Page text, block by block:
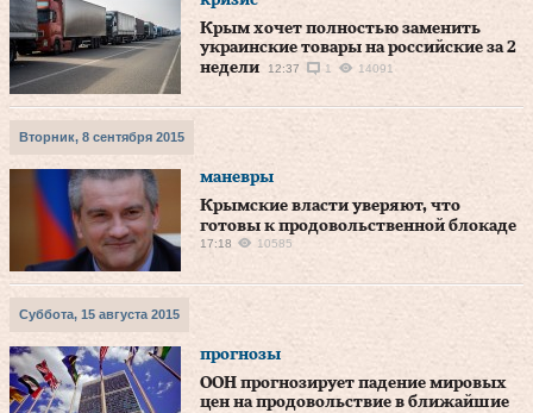
Крым хочет полностью заменить
украинские товары на российские за 2
недели
12:37 1 14091
Вторник, 8 сентября 2015
маневры
Крымские власти уверяют, что
готовы к продовольственной блокаде
17:18 10585
Суббота, 15 августа 2015
прогнозы
ООН прогнозирует падение мировых
цен на продовольствие в ближайшие